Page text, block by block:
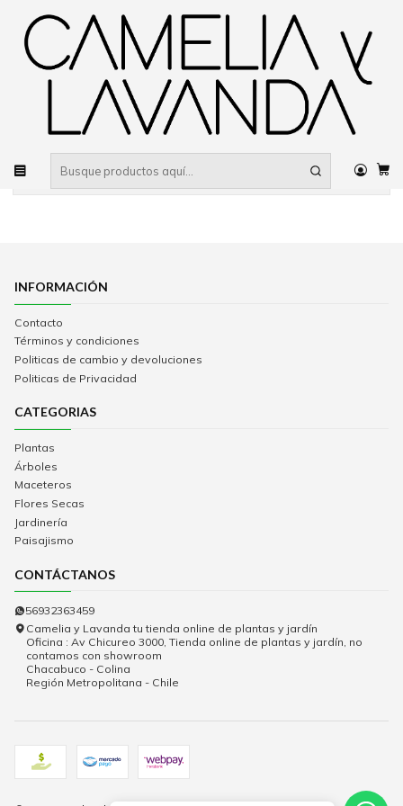
Inicio REGALOS HASTA $10.000
Todavía no hay productos disponibles aquí
Puedes probar a buscar en otras categorías o utilizar la
barra de búsqueda para encontrar otros productos.
INFORMACIÓN
Contacto
Términos y condiciones
Politicas de cambio y devoluciones
Politicas de Privacidad
CATEGORIAS
Plantas
Árboles
Maceteros
Flores Secas
Jardinería
Paisajismo
CONTÁCTANOS
56932363459
Camelia y Lavanda tu tienda online de plantas y jardín
Oficina : Av Chicureo 3000, Tienda online de plantas y jardín, no
contamos con showroom
Chacabuco - Colina
Región Metropolitana - Chile